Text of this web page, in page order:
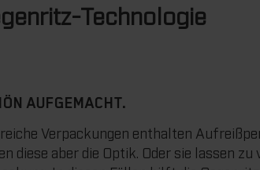
Technologie
AUFGEMACHT.
Verpackungen enthalten
diese aber die Optik. Oder sie lassen zu